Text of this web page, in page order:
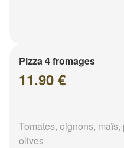
Pizza 4 fromages
11.90 €
Tomates, oignons,
olives